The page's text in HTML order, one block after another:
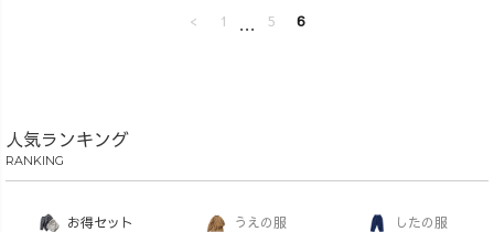
< 1 … 5 6
人気ランキング
RANKING
お得セット うえの服 したの服